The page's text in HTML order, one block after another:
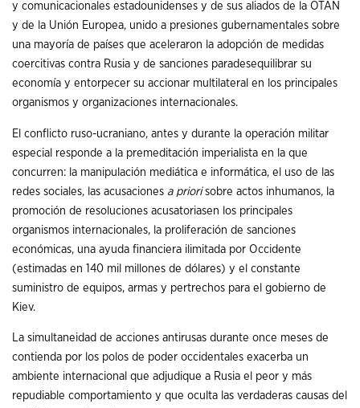
y comunicacionales estadounidenses y de sus aliados de la OTAN
y de la Unión Europea, unido a presiones gubernamentales sobre
una mayoría de países que aceleraron la adopción de medidas
coercitivas contra Rusia y de sanciones paradesequilibrar su
economía y entorpecer su accionar multilateral en los principales
organismos y organizaciones internacionales.
El conflicto ruso-ucraniano, antes y durante la operación militar
especial responde a la premeditación imperialista en la que
concurren: la manipulación mediática e informática, el uso de las
redes sociales, las acusaciones a priorisobre actos inhumanos, la
promoción de resoluciones acusatoriasen los principales
organismos internacionales, la proliferación de sanciones
económicas, una ayuda financiera ilimitada por Occidente
(estimadas en 140 mil millones de dólares) y el constante
suministro de equipos, armas y pertrechos para el gobierno de
Kiev.
La simultaneidad de acciones antirusas durante once meses de
contienda por los polos de poder occidentales exacerba un
ambiente internacional que adjudique a Rusia el peor y más
repudiable comportamiento y que oculta las verdaderas causas del